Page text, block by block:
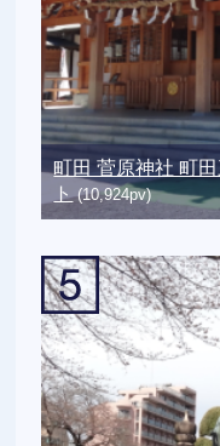
町田 菅原神社 町
ト(10,924pv)